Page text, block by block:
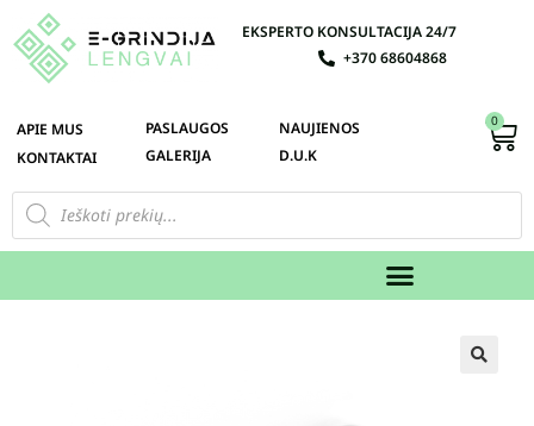
EKSPERTO KONSULTACIJA 24/7
+370 68604868
APIE MUS
KONTAKTAI
PASLAUGOS
GALERIJA
NAUJIENOS
D.U.K
0